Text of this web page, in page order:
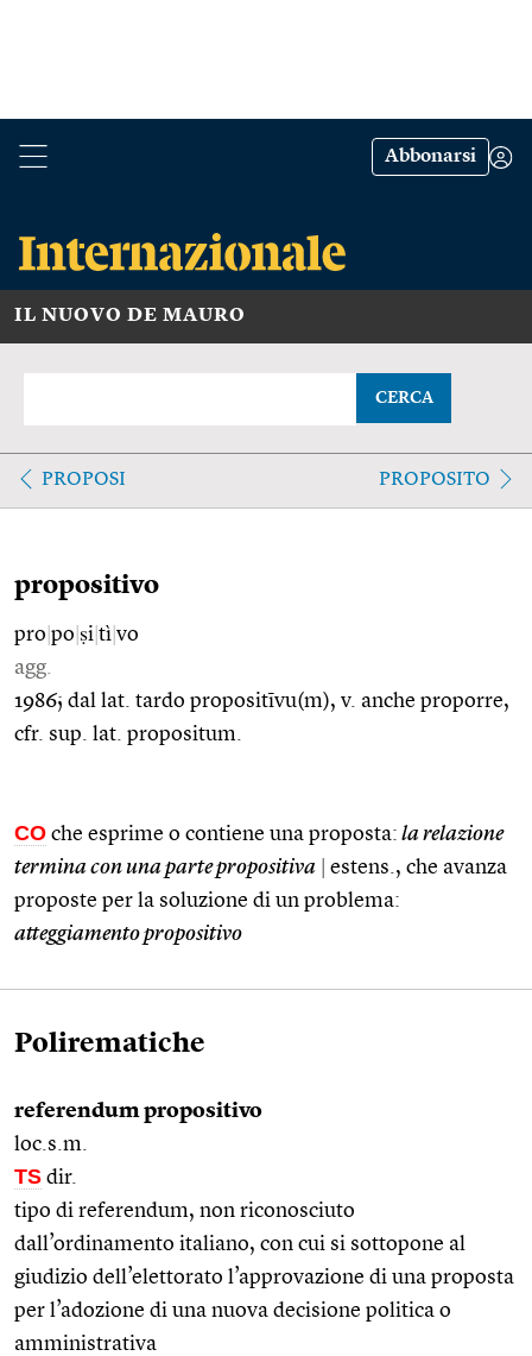
Abbonarsi
IL NUOVO DE MAURO
CERCA
PROPOSI PROPOSITO
propositivo
pro po ṣi tì vo
agg.
1986; dal lat. tardo propositīvu(m), v. anche proporre,
cfr. sup. lat. propositum.
CO che esprime o contiene una proposta: la relazione
termina con una parte propositiva
estens., che avanza
proposte per la soluzione di un problema:
atteggiamento propositivo
Polirematiche
referendum propositivo
loc.s.m.
TS dir.
tipo di referendum, non riconosciuto
dall’ordinamento italiano, con cui si sottopone al
giudizio dell’elettorato l’approvazione di una proposta
per l’adozione di una nuova decisione politica o
amministrativa